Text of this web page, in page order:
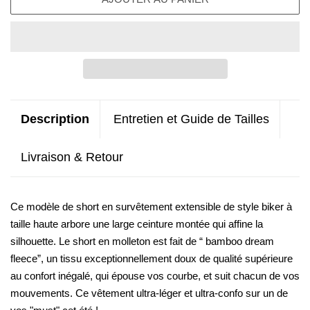
Description Entretien et Guide de Tailles
Livraison & Retour
Ce modèle de short en survêtement extensible de style biker à
taille haute arbore une large ceinture montée qui affine la
silhouette. Le short en molleton est fait de “ bamboo dream
fleece”, un tissu exceptionnellement doux de qualité supérieure
au confort inégalé, qui épouse vos courbe, et suit chacun de vos
mouvements. Ce vêtement ultra-léger et ultra-confo sur un de